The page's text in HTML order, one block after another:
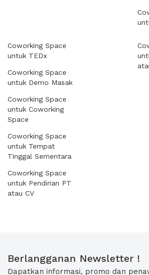
Coworking Space
untuk TEDx
Coworking Space
untuk Demo Masak
Coworking Space
untuk Coworking
Space
Coworking Space
untuk Tempat
Tinggal Sementara
Coworking Space
untuk Pendirian PT
atau CV
Berlangganan Newsletter !
Dapatkan informasi, promo dan